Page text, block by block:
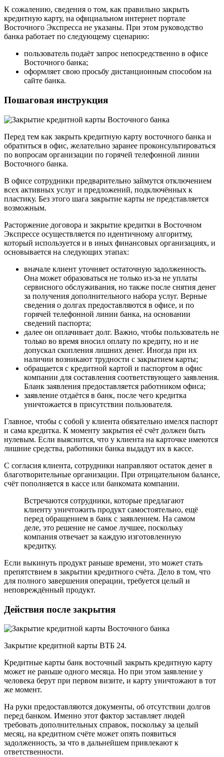
К сожалению, сведения о том, как правильно закрыть
кредитную карту, на официальном интернет портале
Восточного Экспресса не указаны. При этом руководство
банка работает по следующему сценарию:
пользователь подаёт запрос непосредственно в офисе
Восточного банка;
оформляет свою просьбу дистанционным способом на
сайте банка.
Пошаговая инструкция
Перед тем как закрыть кредитную карту восточного банка и
обратиться в офис, желательно заранее проконсультироваться
по вопросам организации по горячей телефонной линии
Восточного банка.
В офисе сотрудники предварительно займутся отключением
всех активных услуг и предложений, подключённых к
пластику. Без этого шага закрытие карты не представляется
возможным.
Расторжение договора и закрытие кредитки в Восточном
Экспрессе осуществляется по идентичному алгоритму,
который используется и в иных финансовых организациях, и
основывается на следующих этапах:
вначале клиент уточняет остаточную задолженность.
Она может образоваться не только из-за не уплаты
сервисного обслуживания, но также после снятия денег
за получения дополнительного набора услуг. Верные
сведения о долгах предоставляются в офисе, и по
горячей телефонной линии банка, на основании
сведений паспорта;
далее он оплачивает долг. Важно, чтобы пользователь не
только во время вносил оплату по кредиту, но и не
допускал скопления лишних денег. Иногда при их
наличии возникают трудности с закрытием карты;
обращается с кредитной картой и паспортом в офис
компании для составления соответствующего заявления.
Бланк заявления предоставляется работником офиса;
заявление отдаётся в банк, после чего кредитка
уничтожается в присутствии пользователя.
Главное, чтобы с собой у клиента обязательно имелся паспорт
и сама кредитка. К моменту закрытия её счёт должен быть
нулевым. Если выяснится, что у клиента на карточке имеются
лишние средства, работники банка выдадут их в кассе.
С согласия клиента, сотрудники направляют остаток денег в
благотворительные организации. При отрицательном балансе,
счёт пополняется в кассе или банкомата компании.
Встречаются сотрудники, которые предлагают
клиенту уничтожить продукт самостоятельно, ещё
перед обращением в банк с заявлением. На самом
деле, это решение не самое лучшее, поскольку
компания отвечает за каждую изготовленную
кредитку.
Если выкинуть продукт раньше времени, это может стать
препятствием в закрытии кредитного счёта. Дело в том, что
для полного завершения операции, требуется целый и
неповреждённый продукт.
Действия после закрытия
Закрытие кредитной карты ВТБ 24.
Кредитные карты банк восточный закрыть кредитную карту
может не раньше одного месяца. Но при этом заявление у
человека берут при первом визите, и карту уничтожают в тот
же момент.
На руки предоставляются документы, об отсутствии долгов
перед банком. Именно этот фактор заставляет людей
требовать дополнительных справок, поскольку за целый
месяц, на кредитном счёте может опять появиться
задолженность, за что в дальнейшем привлекают к
ответственности.